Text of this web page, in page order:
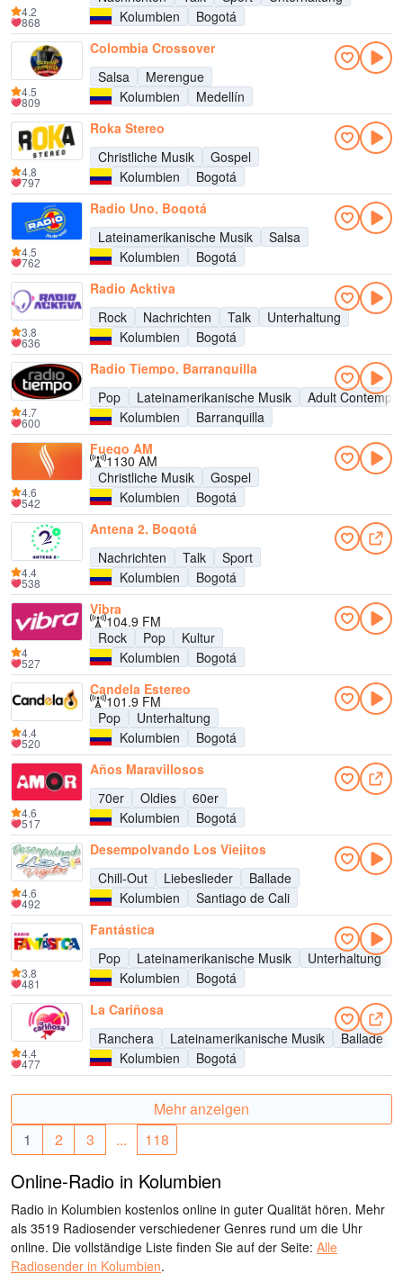
Kolumbien
Bogotá
4.2
868
Colombia Crossover
Salsa
Merengue
Kolumbien
Medellín
4.5
809
Roka Stereo
Christliche Musik
Gospel
Kolumbien
Bogotá
4.8
797
Radio Uno, Bogotá
Lateinamerikanische Musik
Salsa
Kolumbien
Bogotá
4.5
762
Radio Acktiva
Rock
Nachrichten Talk
Unterhaltung
Kolumbien
Bogotá
3.8
636
Radio Tiempo, Barranquilla
Pop
Lateinamerikanische Musik
Adult
Kolumbien
Barranquilla
4.7
600
Fuego AM
1130 AM
Christliche Musik
Gospel
Kolumbien
Bogotá
4.6
542
Antena 2, Bogotá
Nachrichten
Talk
Sport
Kolumbien
Bogotá
4.4
538
Vibra
104.9 FM
Rock
Pop
Kultur
Kolumbien
Bogotá
4
527
Candela Estereo
101.9 FM
Pop
Unterhaltung
Kolumbien
Bogotá
4.4
520
Años Maravillosos
70er
Oldies
60er
Kolumbien
Bogotá
4.6
517
Desempolvando Los Viejitos
Chill-Out
Liebeslieder
Ballade
Kolumbien
Santiago de Cali
4.6
492
Fantástica
Pop
Lateinamerikanische Musik
Unterhaltung
Kolumbien
Bogotá
3.8
481
La Cariñosa
Ranchera
Lateinamerikanische Musik
Ballade
Kolumbien
Bogotá
4.4
477
Mehr anzeigen
1
2 3 ... 118
Online-Radio in Kolumbien
Radio in Kolumbien kostenlos online in guter Qualität hören. Mehr
als 3519 Radiosender verschiedener Genres rund um die Uhr
online. Die vollständige Liste finden Sie auf der Seite: Alle
Radiosender in Kolumbien.